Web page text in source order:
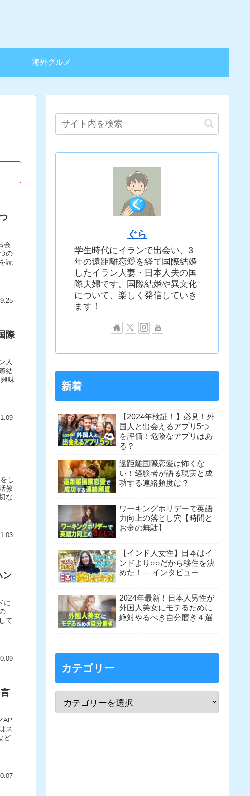
海外グルメ
会
の
読
際
人
結
味
し
教
な
ン
に
て
ス
ど
ぐら
学生時代にイランで出会い、3
年の遠距離恋愛を経て国際結婚
したイラン人妻・日本人夫の国
際夫婦です。国際結婚や異文化
について、楽しく発信していき
ます！
新着
【2024年検証！】必見！外
国人と出会えるアプリ5つ
を評価！危険なアプリはあ
る？
遠距離国際恋愛は怖くな
い！経験者が語る現実と成
功する連絡頻度は？
ワーキングホリデーで英語
力向上の落とし穴【時間と
お金の無駄】
【インド人女性】日本はイ
ンドより○○だから移住を決
めた！― インタビュー
2024年最新！日本人男性が
外国人美女にモテるために
絶対やるべき自分磨き４選
カテゴリー